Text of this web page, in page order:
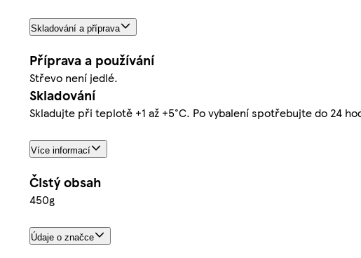
Skladování a příprava
Příprava a používání
Střevo není jedlé.
Skladování
Skladujte při teplotě +1 až +5°C. Po vybalení spotřebujte do 24
Více informací
Čistý obsah
450g
Údaje o značce